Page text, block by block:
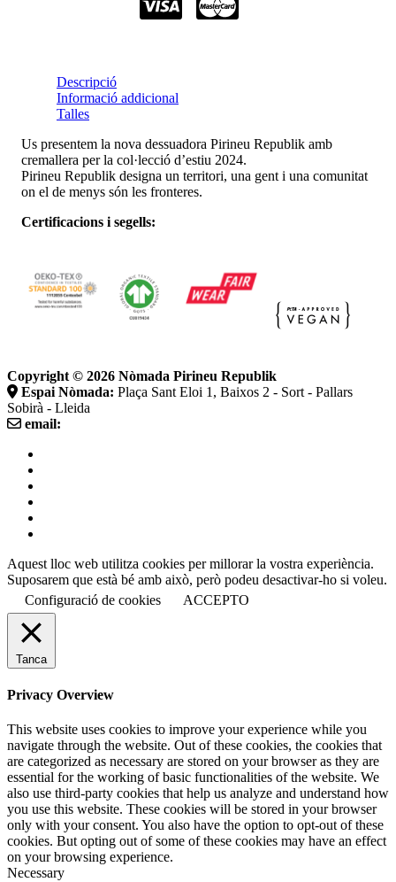
Descripció
Informació addicional
Talles
Us presentem la nova dessuadora Pirineu Republik amb
cremallera per la col·lecció d’estiu 2024.
Pirineu Republik designa un territori, una gent i una comunitat
on el de menys són les fronteres.
Certificacions i segells:
Copyright © 2026 Nòmada Pirineu Republik
Espai Nòmada: Plaça Sant Eloi 1, Baixos 2 - Sort - Pallars
Sobirà - Lleida
email:
Aquest lloc web utilitza cookies per millorar la vostra experiència.
Suposarem que està bé amb això, però podeu desactivar-ho si voleu.
Configuració de cookies
ACCEPTO
Tanca
Privacy Overview
This website uses cookies to improve your experience while you
navigate through the website. Out of these cookies, the cookies that
are categorized as necessary are stored on your browser as they are
essential for the working of basic functionalities of the website. We
also use third-party cookies that help us analyze and understand how
you use this website. These cookies will be stored in your browser
only with your consent. You also have the option to opt-out of these
cookies. But opting out of some of these cookies may have an effect
on your browsing experience.
Necessary